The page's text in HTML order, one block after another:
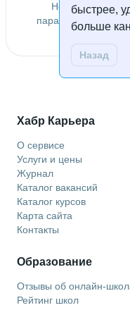
быстрее,
больше
Назад
Не удалось
параметрам.
Хабр Карьера
О сервисе
Услуги и цены
Журнал
Каталог вакансий
Каталог курсов
Карта сайта
Контакты
Образование
Отзывы об онлайн-
Рейтинг школ